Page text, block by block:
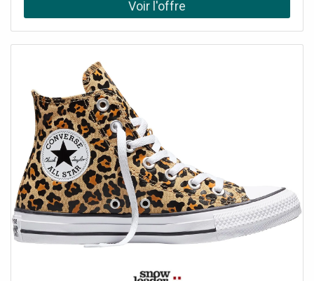
époques sans jamais prendre une ride. Indémodables et
Leur toile légère et leur semelle souple vous offrent un
confort optimal tout au long de la journée. Du look casual
au style plus affirmé, elles s'adapteront à toutes vos